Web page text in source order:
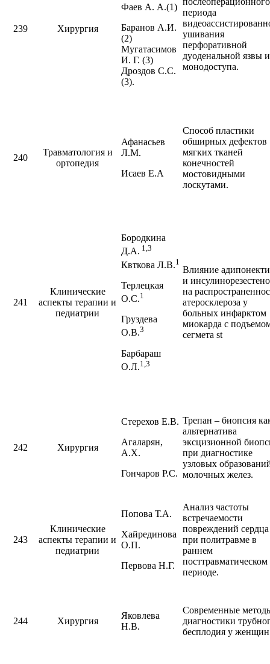
239 Хирургия
Фаев А. А.(1)
Баранов А.И.
(2)
Мугатасимов
И. Г. (3)
Дроздов С.С.
(3).
периода
ушивания
перфоративной
дуоденальной язвы
монодоступа.
240
Травматология и
ортопедия
Афанасьев
Л.М.
Исаев Е.А
Способ пластики
обширных дефектов
мягких тканей
конечностей
мостовидными
лоскутами.
241
Клинические
аспекты терапии и
педиатрии
Бородкина
Д.А. 1,3
Квткова Л.В.1
Терлецкая
О.С.1
Груздева
О.В.3
Барбараш
О.Л.1,3
Влияние
и
на
атеросклероза у
больных инфарктом
миокарда с
сегмета st
242 Хирургия
Стерехов Е.В.
Агаларян,
А.Х.
Гончаров Р.С.
Трепан – биопсия
альтернатива
эксцизионной
при диагностике
узловых
молочных желез.
243
Клинические
аспекты терапии и
педиатрии
Попова Т.А.
Хайрединова
О.П.
Первова Н.Г.
Анализ частоты
встречаемости
повреждений сердца
при политравме в
раннем
посттравматическом
периоде.
244 Хирургия
Яковлева
Н.В.
Современные
диагностики
бесплодия у